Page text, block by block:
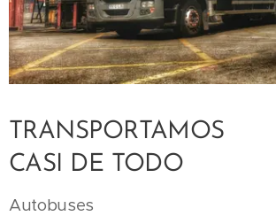
TRANSPORTAMOS
CASI DE TODO
Autobuses